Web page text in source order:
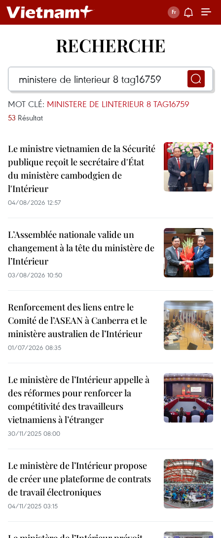
RECHERCHE
MOT CLÉ: MINISTERE DE LINTERIEUR 8 TAG16759
53 Résultat
Le ministre vietnamien de la Sécurité
publique reçoit le secrétaire d'État
du ministère cambodgien de
l'Intérieur
04/08/2026 12:57
L’Assemblée nationale valide un
changement à la tête du ministère de
l’Intérieur
03/08/2026 10:50
Renforcement des liens entre le
Comité de l’ASEAN à Canberra et le
ministère australien de l’Intérieur
01/07/2026 08:35
Le ministère de l’Intérieur appelle à
des réformes pour renforcer la
compétitivité des travailleurs
vietnamiens à l’étranger
30/11/2025 08:00
Le ministère de l’Intérieur propose
de créer une plateforme de contrats
de travail électroniques
04/11/2025 03:15